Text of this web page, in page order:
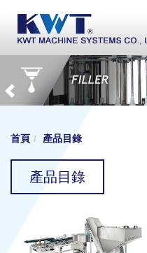
首頁 產品目錄
產品目錄